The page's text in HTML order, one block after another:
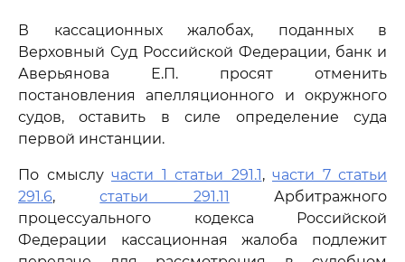
В кассационных жалобах, поданных в
Верховный Суд Российской Федерации, банк и
Аверьянова Е.П. просят отменить
постановления апелляционного и окружного
судов, оставить в силе определение суда
первой инстанции.
По смыслу части 1 статьи 291.1, части 7 статьи
291.6,статьи 291.11 Арбитражного
процессуального кодекса Российской
Федерации кассационная жалоба подлежит